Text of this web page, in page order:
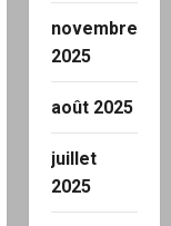
novembre
2025
août 2025
juillet
2025